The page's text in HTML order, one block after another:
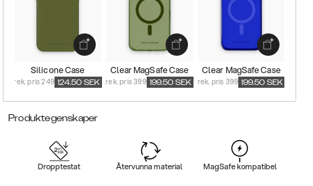
Silicone Case
rek. pris 249 124.50 SEK
Clear MagSafe Case
rek. pris 399 199.50 SEK
Clear MagSafe Case
rek. pris 399 199.50 SEK
Produktegenskaper
Dropptestat Återvunna material MagSafe kompatibel